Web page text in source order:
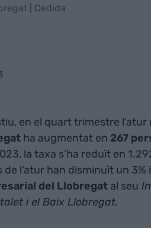
| Cedida
en el quart trimestre
ha augmentat en 267
la taxa s’ha reduït en
l’atur han disminuït un 3%
del Llobregat al seu
i el Baix Llobregat.